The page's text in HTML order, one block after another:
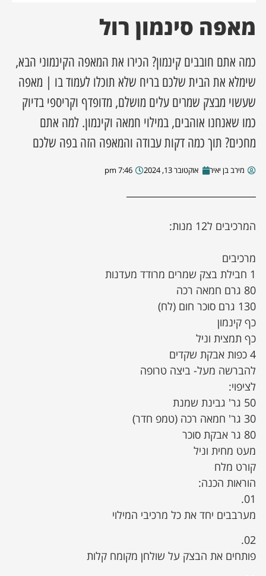
מסע מלחמה
השבוע
מקומית
מאפה סינמון רול
כמה אתם חובבים קינמון? הכירו את המאפה הקינמוני הבא,
שימלא את הבית שלכם בריח שלא תוכלו לעמוד בו | מאפה
שעשוי מבצק שמרים עלים מושלם, מדופדף וקריספי בדיוק
כמו שאנחנו אוהבים, במילוי חמאה וקינמון. למה אתם
מחכים? תוך כמה דקות עבודה והמאפה הזה בפה שלכם
מירב בן יאיר אוקטובר 13, 2024 7:46 pm
המרכיבים ל12 מנות:
מרכיבים
1 חבילת בצק שמרים מרודד מעדנות
80 גרם חמאה רכה
130 גרם סוכר חום (לח)
כף קינמון
כף תמצית וניל
4 כפות אבקת שקדים
להברשה מעל- ביצה טרופה
לציפוי:
50 גר' גבינת שמנת
30 גר' חמאה רכה (טמפ חדר)
80 גר אבקת סוכר
מעט מחית וניל
קורט מלח
הוראות הכנה:
01.
מערבבים יחד את כל מרכיבי המילוי
02.
פותחים את הבצק על שולחן מקומח קלות